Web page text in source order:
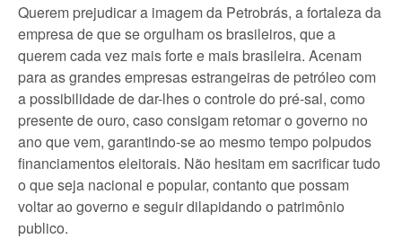
Querem prejudicar a imagem da Petrobrás, a fortaleza da
empresa de que se orgulham os brasileiros, que a
querem cada vez mais forte e mais brasileira. Acenam
para as grandes empresas estrangeiras de petróleo com
a possibilidade de dar-lhes o controle do pré-sal, como
presente de ouro, caso consigam retomar o governo no
ano que vem, garantindo-se ao mesmo tempo polpudos
financiamentos eleitorais. Não hesitam em sacrificar tudo
o que seja nacional e popular, contanto que possam
voltar ao governo e seguir dilapidando o patrimônio
publico.